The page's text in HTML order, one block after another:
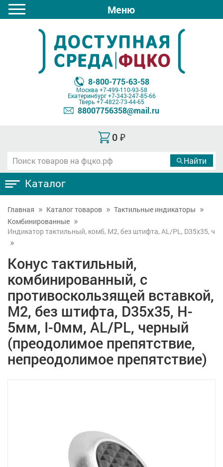
Меню
8-800-775-63-58
Москва +7-499-110-93-58
Екатеринбург+7-343-247-85-66
Тверь +7-4822-73-44-65
88007756358@mail.ru
0 ₽
Каталог
Главная Каталог товаров
Тактильные индикаторы
Комбинированные
Индикатор тактильный, комб, М2, без штифта, AL/PL, D35x35, ч
Конус тактильный,
комбинированный, с
противоскользящей вставкой,
М2, без штифта, D35x35, H-
5мм, I-0мм, AL/PL, черный
(преодолимое препятствие,
непреодолимое препятствие)